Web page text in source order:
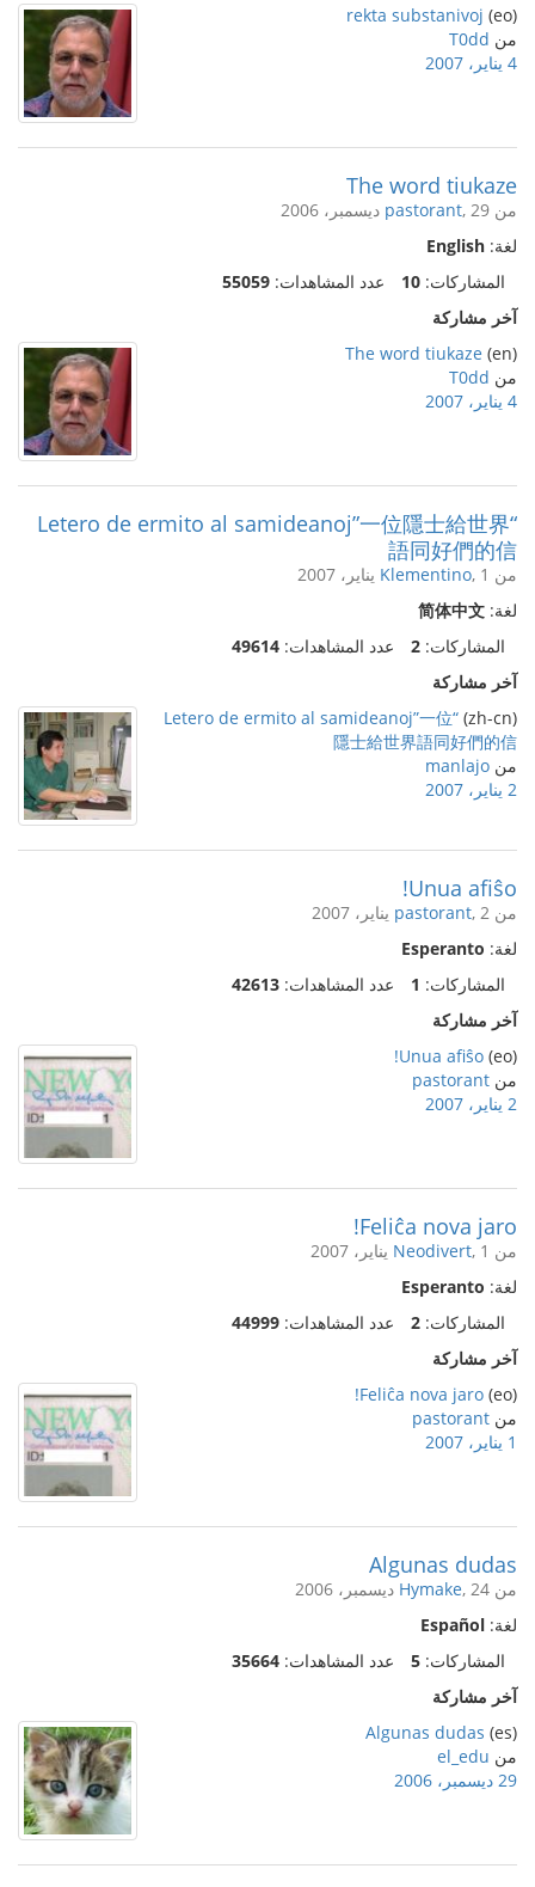
(eo)
rekta substanivoj
من T0dd
4 يناير، 2007
The word tiukaze
من pastorant, 29 ديسمبر، 2006
لغة: English
المشاركات: 10 عدد المشاهدات: 55059
آخر مشاركة
(en)
The word tiukaze
من T0dd
4 يناير، 2007
“Letero de ermito al samideanoj”一位隱士給世界
語同好們的信
من Klementino, 1 يناير، 2007
لغة: 简体中文
المشاركات: 2 عدد المشاهدات: 49614
آخر مشاركة
(zh-cn)
“Letero de ermito al samideanoj”一位
隱士給世界語同好們的信
من manlajo
2 يناير، 2007
Unua afiŝo!
من pastorant, 2 يناير، 2007
لغة: Esperanto
المشاركات: 1 عدد المشاهدات: 42613
آخر مشاركة
(eo)
Unua afiŝo!
من pastorant
2 يناير، 2007
Feliĉa nova jaro!
من Neodivert, 1 يناير، 2007
لغة: Esperanto
المشاركات: 2 عدد المشاهدات: 44999
آخر مشاركة
(eo)
Feliĉa nova jaro!
من pastorant
1 يناير، 2007
Algunas dudas
من Hymake, 24 ديسمبر، 2006
لغة: Español
المشاركات: 5 عدد المشاهدات: 35664
آخر مشاركة
(es)
Algunas dudas
من el_edu
29 ديسمبر، 2006